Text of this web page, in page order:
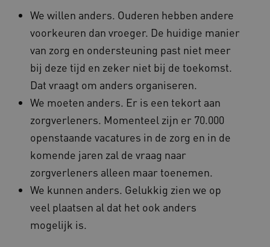
We willen anders. Ouderen hebben andere
voorkeuren dan vroeger. De huidige manier
van zorg en ondersteuning past niet meer
bij deze tijd en zeker niet bij de toekomst.
Dat vraagt om anders organiseren.
We moeten anders. Er is een tekort aan
zorgverleners. Momenteel zijn er 70.000
openstaande vacatures in de zorg en in de
komende jaren zal de vraag naar
zorgverleners alleen maar toenemen.
We kunnen anders. Gelukkig zien we op
veel plaatsen al dat het ook anders
mogelijk is.